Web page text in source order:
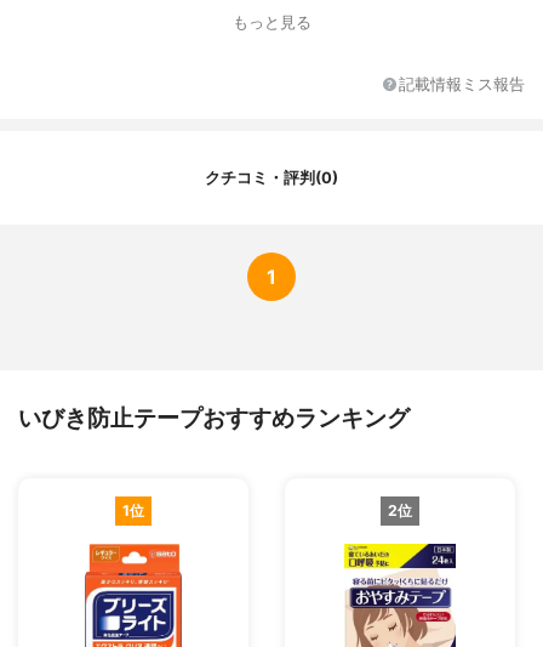
もっと見る
記載情報ミス報告
クチコミ・評判(0)
1
いびき防止テープおすすめランキング
1位 2位